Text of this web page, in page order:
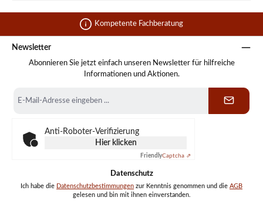
Kompetente Fachberatung
Newsletter
Abonnieren Sie jetzt einfach unseren Newsletter für hilfreiche
Informationen und Aktionen.
Mail-
Anti-Roboter-Verifizierung
Hier klicken
FriendlyCaptcha ⇗
Datenschutz
Ich habe die Datenschutzbestimmungen zur Kenntnis genommen und die AGB
gelesen und bin mit ihnen einverstanden.